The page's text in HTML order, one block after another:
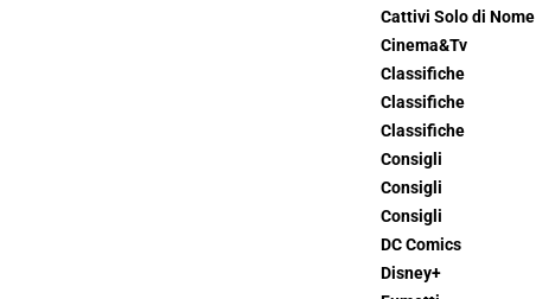
Cattivi Solo di Nome
Cinema&Tv
Classifiche
Classifiche
Classifiche
Consigli
Consigli
Consigli
DC Comics
Disney+